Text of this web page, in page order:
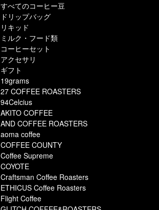
すべてのコーヒー豆
ドリップバッグ
リキッド
ミルク・フード類
コーヒーセット
アクセサリ
ギフト
19grams
27 COFFEE ROASTERS
94Celcius
AKITO COFFEE
AND COFFEE ROASTERS
aoma coffee
COFFEE COUNTY
Coffee Supreme
COYOTE
Craftsman Coffee Roasters
ETHICUS Coffee Roasters
Flight Coffee